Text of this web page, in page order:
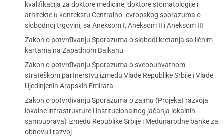
kvalifikacija za doktore medicine, doktore stomatologije i
arhitekte u kontekstu Centralno- evropskog sporazuma o
slobodnoj trgovini, sa Aneksom I, Aneksom II i Aneksom III
Zakon o potvrđivanju Sporazuma o slobodi kretanja sa ličnim
kartama na Zapadnom Balkanu
Zakon o potvrđivanju Sporazuma o sveobuhvatnom
strateškom partnerstvu između Vlade Republike Srbije i Vlade
Ujedinjenih Arapskih Emirata
Zakon o potvrđivanju Sporazuma o zajmu (Projekat razvoja
lokalne infrastrukture i institucionalnog jačanja lokalnih
samouprava) između Republike Srbije i Međunarodne banke za
obnovu i razvoj